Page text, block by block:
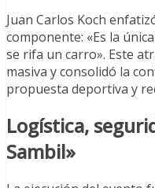
Juan Carlos Koch
componente: «Es la
se rifa un carro». Este
masiva y consolidó la
propuesta deportiva y
Logística,
Sambil»